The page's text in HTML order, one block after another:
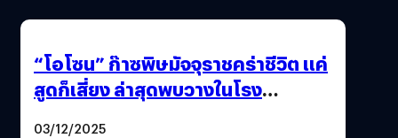
“โอโซน” ก๊าซพิษมัจจุราชคร่าชีวิต แค่
สูดก็เสี่ยง ล่าสุดพบวางในโรง
03/12/2025